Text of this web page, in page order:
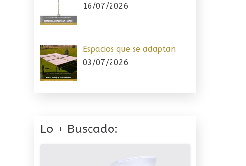
16/07/2026
Espacios que se adaptan
03/07/2026
Lo + Buscado: